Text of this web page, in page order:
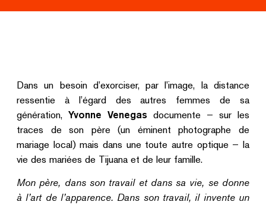
Dans un besoin d’exorciser, par l’image, la distance
ressentie à l’égard des autres femmes de sa
génération, Yvonne Venegas documente – sur les
traces de son père (un éminent photographe de
mariage local) mais dans une toute autre optique – la
vie des mariées de Tijuana et de leur famille.
Mon père, dans son travail et dans sa vie, se donne
à l’art de l’apparence. Dans son travail, il invente un